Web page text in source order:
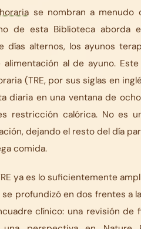
se nombran a menudo
de esta Biblioteca aborda
días alternos, los ayunos
al de ayuno.
(TRE, por sus siglas en
diaria en una ventana de
restricción calórica. No es
dejando el resto del día
comida.
ya es lo suficientemente
profundizó en dos frentes a
clínico: una revisión de